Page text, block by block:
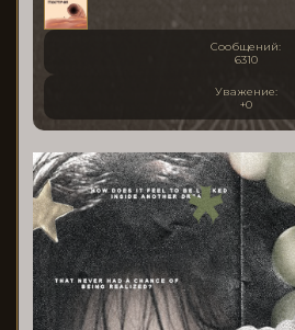
Сообщений:
6310
Уважение:
+0